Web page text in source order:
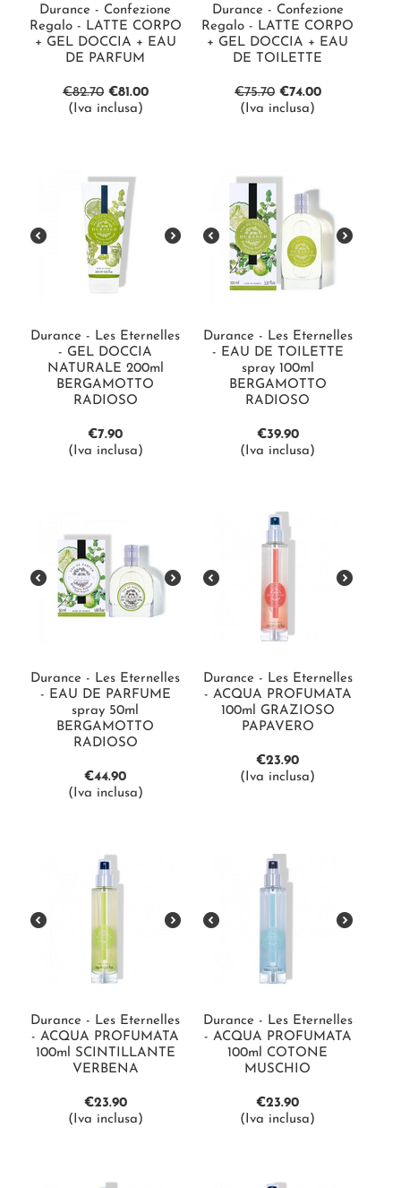
Durance - Confezione
Regalo - LATTE CORPO
+ GEL DOCCIA + EAU
DE PARFUM
€82.70 €81.00
(Iva inclusa)
Durance - Confezione
Regalo - LATTE CORPO
+ GEL DOCCIA + EAU
DE TOILETTE
€75.70 €74.00
(Iva inclusa)
Durance - Les Eternelles
- GEL DOCCIA
NATURALE 200ml
BERGAMOTTO
RADIOSO
€7.90
(Iva inclusa)
Durance - Les Eternelles
- EAU DE TOILETTE
spray 100ml
BERGAMOTTO
RADIOSO
€39.90
(Iva inclusa)
Durance - Les Eternelles
- EAU DE PARFUME
spray 50ml
BERGAMOTTO
RADIOSO
€44.90
(Iva inclusa)
Durance - Les Eternelles
- ACQUA PROFUMATA
100ml GRAZIOSO
PAPAVERO
€23.90
(Iva inclusa)
Durance - Les Eternelles
- ACQUA PROFUMATA
100ml SCINTILLANTE
VERBENA
€23.90
(Iva inclusa)
Durance - Les Eternelles
- ACQUA PROFUMATA
100ml COTONE
MUSCHIO
€23.90
(Iva inclusa)